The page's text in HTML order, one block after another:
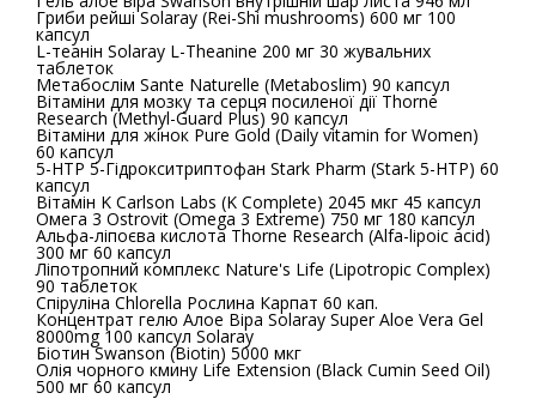
Гриби рейші Solaray (Rei-Shi mushrooms) 600 мг 100
капсул
L-теанін Solaray L-Theanine 200 мг 30 жувальних
таблеток
Метабослім Sante Naturelle (Metaboslim) 90 капсул
Вітаміни для мозку та серця посиленої дії Thorne
Research (Methyl-Guard Plus) 90 капсул
Вітаміни для жінок Pure Gold (Daily vitamin for Women)
60 капсул
5-HTP 5-Гідрокситриптофан Stark Pharm (Stark 5-HTP) 60
капсул
Вітамін K Carlson Labs (K Complete) 2045 мкг 45 капсул
Омега 3 Ostrovit (Omega 3 Extreme) 750 мг 180 капсул
Альфа-ліпоєва кислота Thorne Research (Alfa-lipoic acid)
300 мг 60 капсул
Ліпотропний комплекс Nature's Life (Lipotropic Complex)
90 таблеток
Спіруліна Chlorella Рослина Карпат 60 кап.
Концентрат гелю Алое Віра Solaray Super Aloe Vera Gel
8000mg 100 капсул Solaray
Біотин Swanson (Biotin) 5000 мкг
Олія чорного кмину Life Extension (Black Cumin Seed Oil)
500 мг 60 капсул